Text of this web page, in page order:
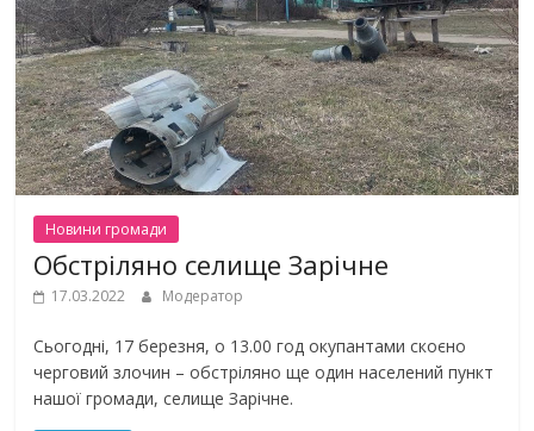
Новини громади
Обстріляно селище Зарічне
17.03.2022 Модератор
Сьогодні, 17 березня, о 13.00 год окупантами скоєно
черговий злочин – обстріляно ще один населений пункт
нашої громади, селище Зарічне.